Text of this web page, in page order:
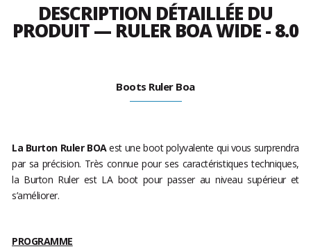
DESCRIPTION DÉTAILLÉE DU
PRODUIT — RULER BOA WIDE - 8.0
Boots Ruler Boa
La Burton Ruler BOAest une boot polyvalente qui vous surprendra
par sa précision. Très connue pour ses caractéristiques techniques,
la Burton Ruler est LA boot pour passer au niveau supérieur et
s’améliorer.
PROGRAMME